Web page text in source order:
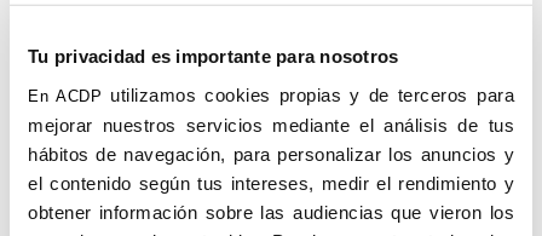
Tu privacidad es importante para nosotros
En ACDP utilizamos cookies propias y de terceros para
mejorar nuestros servicios mediante el análisis de tus
hábitos de navegación, para personalizar los anuncios y
el contenido según tus intereses, medir el rendimiento y
obtener información sobre las audiencias que vieron los
Las jornadas han reunido a profesionales de diferentes ámbitos
de la vida pública que desempeñan su labor guiados por la fe
católica. La primera mesa redonda consistió en un diálogo entre